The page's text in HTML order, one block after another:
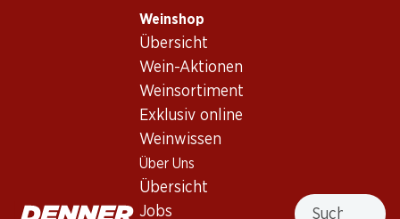
Weinshop
Übersicht
Wein-Aktionen
Weinsortiment
Exklusiv online
Weinwissen
Über Uns
Übersicht
Jobs
Suche
Bellavista Franciacorta